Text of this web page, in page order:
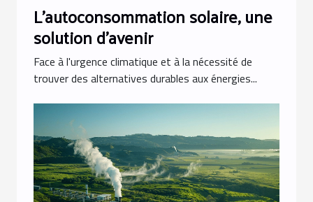
L'autoconsommation solaire, une
solution d'avenir
Face à l'urgence climatique et à la nécessité de
trouver des alternatives durables aux énergies...